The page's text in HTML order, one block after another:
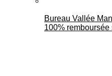
Bureau Vallée
100% remboursée